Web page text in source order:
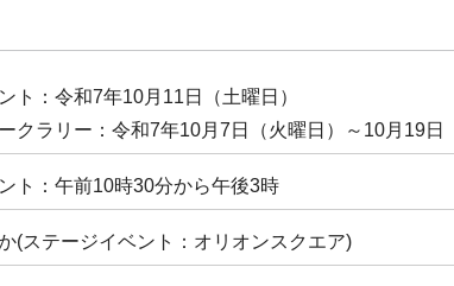
ト：令和7年10月11日（土曜日）
クラリー：令和7年10月7日（火曜日）～10月19日
ト：午前10時30分から午後3時
(ステージイベント：オリオンスクエア)